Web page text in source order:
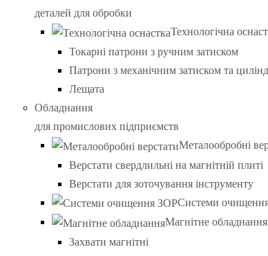
деталей для обробки
Технологічна
Токарні патрони з ручним затиском
Патрони з механічним затиском та
Лещата
Обладнання
для промислових підприємств
Металообробні
Верстати свердлильні на магнітній плиті
Верстати для зоточування інструменту
Системи
Магнітне обладнання
Захвати магнітні